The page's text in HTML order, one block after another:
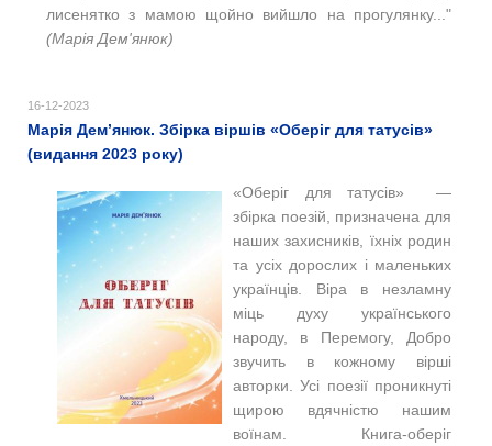
лисенятко з мамою щойно вийшло на прогулянку..."
(Марія Дем'янюк)
16-12-2023
Марія Дем’янюк. Збірка віршів «Оберіг для татусів»
(видання 2023 року)
«Оберіг для татусів» —
збірка поезій, призначена для
наших захисників, їхніх родин
та усіх дорослих і маленьких
українців. Віра в незламну
міць духу українського
народу, в Перемогу, Добро
звучить в кожному вірші
авторки. Усі поезії проникнуті
щирою вдячністю нашим
воїнам. Книга-оберіг